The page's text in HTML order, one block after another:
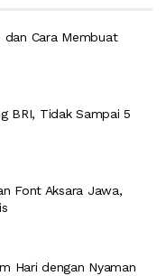
dan Cara Membuat
BRI, Tidak Sampai 5
Font Aksara Jawa,
Hari dengan Nyaman